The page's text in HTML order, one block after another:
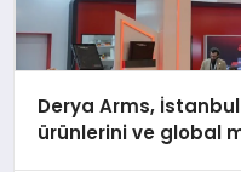
Derya Arms,
ürünlerini ve global